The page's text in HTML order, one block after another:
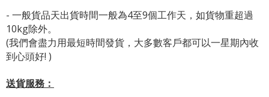
- 一般貨品天出貨時間一般為4至9個工作天，如貨物重超過
10kg除外。
(我們會盡力用最短時間發貨，大多數客戶都可以一星期內收
到心頭好! )
送貨服務：